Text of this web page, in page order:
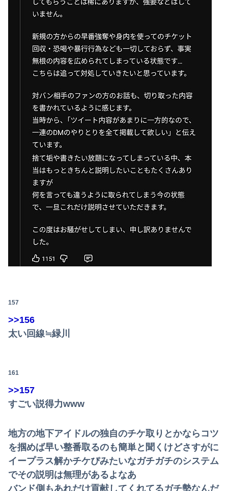
157
>>156
太い回線≒緑川
161
>>157
すごい説得力www
地方の地下アイドルの独自のチケ取りとかならコツ
を掴めば早い整番取るのも簡単と聞くけどさすがに
イープラス解かチケぴみたいなガチガチのシステム
でその説明は無理があるよなあ
バンド側もあれだけ貢献してくれてるガチ勢なんだ